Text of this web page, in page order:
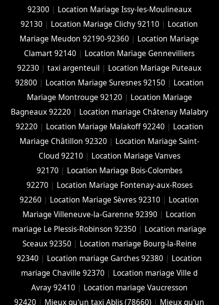
92300 | Location Mariage Issy-les-Moulineaux
92130 | Location Mariage Clichy 92110 | Location
Mariage Meudon 92190-92360 | Location Mariage
Clamart 92140 | Location Mariage Gennevilliers
92230 |taxi argenteuil | Location Mariage Puteaux
92800 | Location Mariage Suresnes 92150 | Location
Mariage Montrouge 92120 | Location Mariage
Bagneaux 92220 | Location mariage Châtenay Malabry
92220 | Location Mariage Malakoff 92240 | Location
Mariage Châtillon 92320 | Location Mariage Saint-
Cloud 92210 | Location Mariage Vanves
92170 | Location Mariage Bois-Colombes
92270 | Location Mariage Fontenay-aux-Roses
92260 | Location Mariage Sèvres 92310 | Location
Mariage Villeneuve-la-Garenne 92390 | Location
mariage Le Plessis-Robinson 92350 | Location mariage
Sceaux 92350 | Location mariage Bourg-la-Reine
92340 | Location mariage Garches 92380 | Location
mariage Chaville 92370 | Location mariage Ville d
Avray 92410 | Location mariage Vaucresson
92420 | Mieux qu'un taxi Ablis (78660) | Mieux qu'un